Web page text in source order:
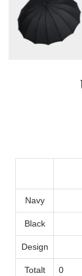
Navy
Black
Design
Totalt 0